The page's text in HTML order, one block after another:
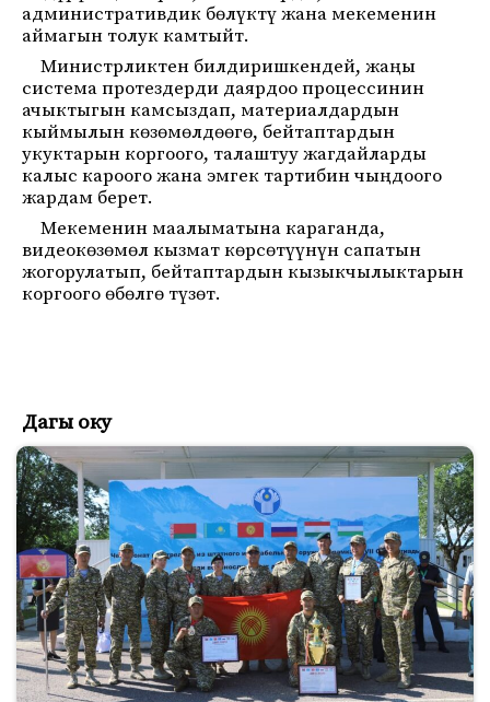
административдик бөлүктү жана мекеменин
аймагын толук камтыйт.
Министрликтен билдиришкендей, жаңы
система протездерди даярдоо процессинин
ачыктыгын камсыздап, материалдардын
кыймылын көзөмөлдөөгө, бейтаптардын
укуктарын коргоого, талаштуу жагдайларды
калыс кароого жана эмгек тартибин чыңдоого
жардам берет.
Мекеменин маалыматына караганда,
видеокөзөмөл кызмат көрсөтүүнүн сапатын
жогорулатып, бейтаптардын кызыкчылыктарын
коргоого өбөлгө түзөт.
Дагы оку